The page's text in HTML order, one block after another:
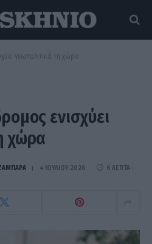
γεωπολιτικά τη χώρα
ενισχύει
χώρα
4 ΙΟΥΛΊΟΥ 2026 6 ΛΕΠΤΆ